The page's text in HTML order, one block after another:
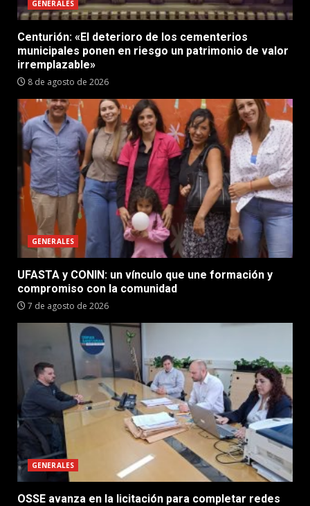
GENERALES
Centurión: «El deterioro de los cementerios
municipales ponen en riesgo un patrimonio de valor
irremplazable»
8 de agosto de 2026
GENERALES
UFASTA y CONIN: un vínculo que une formación y
compromiso con la comunidad
7 de agosto de 2026
GENERALES
OSSE avanza en la licitación para completar redes